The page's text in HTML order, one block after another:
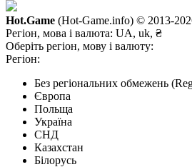
Hot.Game (Hot-Game.info) © 2013-
Регіон, мова і валюта: UA, uk, ₴
Оберіть регіон, мову і валюту:
Регіон:
Без регіональних обмежень
Європа
Польща
Україна
СНД
Казахстан
Білорусь